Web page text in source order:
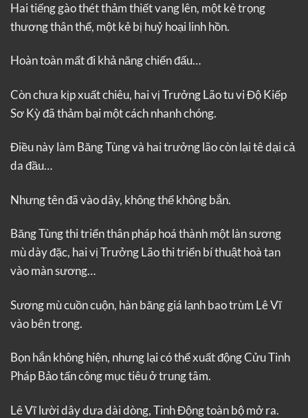
Hai tiếng gào thét thảm thiết vang lên, một kẻ trọng
thương thân thể, một kẻ bị huỷ hoại linh hồn.
Hoàn toàn mất đi khả năng chiến đấu…
Còn chưa kịp xuất chiêu, hai vị Trưởng Lão tu vi Độ Kiếp
Sơ Kỳ đã thảm bại một cách nhanh chóng.
Điều này làm Băng Tùng và hai trưởng lão còn lại tê dại cả
da đầu…
Nhưng tên đã vào dây, không thể không bắn.
Băng Tùng thi triển thân pháp hoá thành một làn sương
mù dày đặc, hai vị Trưởng Lão thi triển bí thuật hoà tan
vào màn sương…
Sương mù cuồn cuộn, hàn băng giá lạnh bao trùm Lê Vĩ
vào bên trong.
Bọn hắn không hiện, nhưng lại có thể xuất động Cửu Tinh
Pháp Bảo tấn công mục tiêu ở trung tâm.
Lê Vĩ lười dây dưa dài dòng, Tinh Động toàn bộ mở ra.